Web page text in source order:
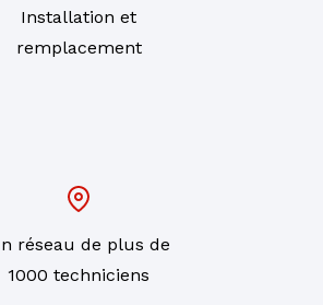
Installation et
remplacement
réseau de plus de
1000 techniciens